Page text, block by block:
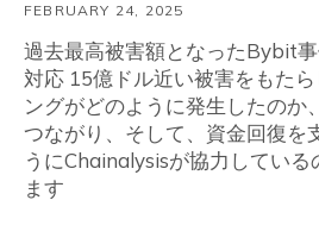
FEBRUARY 24, 2025
過去最高被害額となったBybit
対応 15億ドル近い被害をもた
ングがどのように発生したのか
つながり、そして、資金回復を
うにChainalysisが協力している
ます